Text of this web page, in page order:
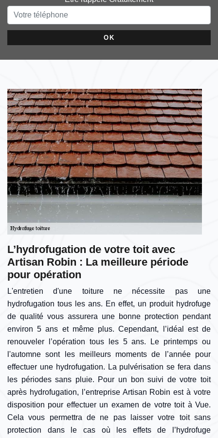
L’hydrofugation de votre toit avec
Artisan Robin : La meilleure période
pour opération
L'entretien d'une toiture ne nécessite pas une
hydrofugation tous les ans. En effet, un produit hydrofuge
de qualité vous assurera une bonne protection pendant
environ 5 ans et même plus. Cependant, l’idéal est de
renouveler l’opération tous les 5 ans. Le printemps ou
l'automne sont les meilleurs moments de l’année pour
effectuer une hydrofugation. La pulvérisation se fera dans
les périodes sans pluie. Pour un bon suivi de votre toit
après hydrofugation, l’entreprise Artisan Robin est à votre
disposition pour effectuer un examen de votre toit à Vue.
Cela vous permettra de ne pas laisser votre toit sans
protection dans le cas où les effets de l’hydrofuge